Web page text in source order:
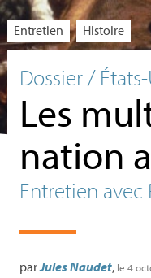
Entretien Histoire
Dossier /
Les
nation
Entretien avec
parJules Naudet, le 4